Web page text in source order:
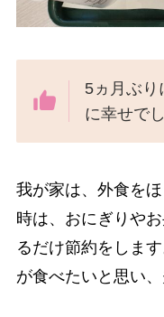
5ヵ月ぶり
に幸せで
我が家は、外食を
時は、おにぎりや
るだけ節約をしま
が食べたいと思い